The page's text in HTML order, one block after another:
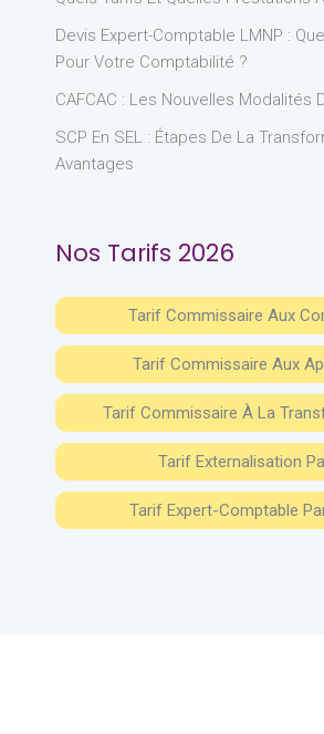
Devis Expert-Comptable LMNP :
Pour Votre Comptabilité ?
CAFCAC : Les Nouvelles Modalités
SCP En SEL : Étapes De La
Avantages
Nos Tarifs 2026
Tarif Commissaire Aux
Tarif Commissaire Aux
Tarif Commissaire À La
Tarif Externalisation
Tarif Expert-Comptable